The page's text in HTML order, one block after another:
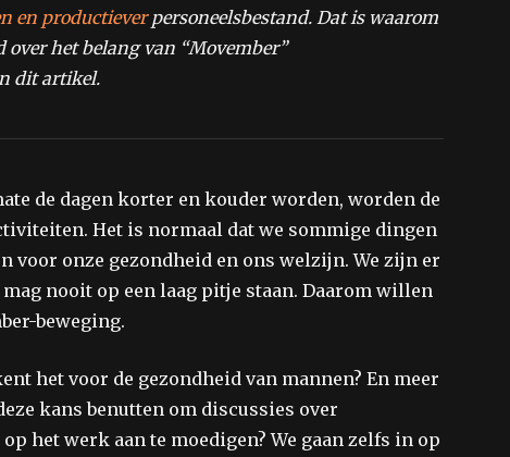
en productieverpersoneelsbestand. Dat is waarom
het belang van “Movember”
dit artikel.
de dagen korter en kouder worden, worden de
Het is normaal dat we sommige dingen
voor onze gezondheid en ons welzijn. We zijn er
nooit op een laag pitje staan. Daarom willen
beweging.
het voor de gezondheid van mannen? En meer
kans benutten om discussies over
het werk aan te moedigen? We gaan zelfs in op